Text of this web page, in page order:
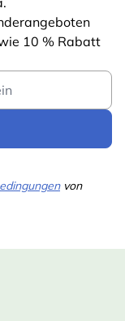
10 % Rabatt
von